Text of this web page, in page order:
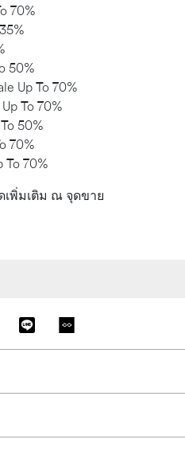
70%
50%
Up To 70%
To 70%
50%
70%
To 70%
เพิ่มเติม ณ จุดขาย